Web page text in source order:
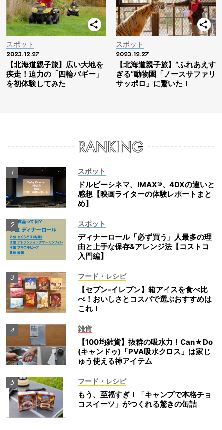
スポット
2023.12.27
【北海道親子旅】広い大地を
疾走！迫力の「四輪バギー」
を初体験してみた
スポット
2023.12.27
【北海道親子旅】“ふれあえす
ぎる”動物園「ノースサファリ
サッポロ」に驚いた！
スポット
ドルビーシネマ、IMAX®、4DXの違いと
感想【映画ライターの体験レポートまと
め】
スポット
ディナーロール「必ず買う」人最多の理
由と上手な保存&アレンジ法【コストコ
入門編】
フード・レシピ
【セブン-イレブン】箱アイスを食べ比
べ！おいしさとコスパで選ぶおすすめは
これ！
雑貨
【100均雑貨】抜群の吸水力！Can★Do
(キャンドゥ)「PVA吸水クロス」は家じ
ゅう使える神アイテム
フード・レシピ
もう、至福すぎ！「キャンプで本格チョ
コスイーツ」がつくれる驚きの缶詰